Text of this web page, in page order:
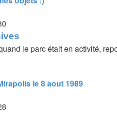
le parc était en activité,
le 8 aout 1989